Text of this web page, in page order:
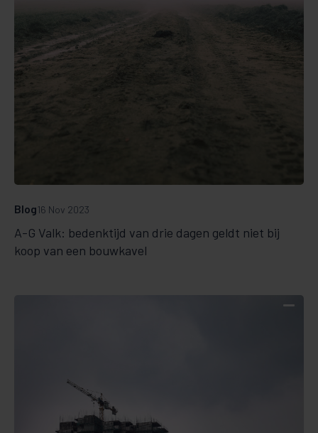
A-G Valk: bedenktijd van drie dagen geldt niet bij
koop van een bouwkavel
Blog16 Nov 2023